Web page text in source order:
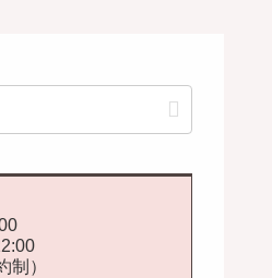
制）